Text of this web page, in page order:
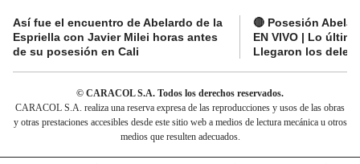
Así fue el encuentro de Abelardo de la
Espriella con Javier Milei horas antes
de su posesión en Cali
🔴 Posesión
EN VIVO | Lo
Llegaron los
© CARACOL S.A. Todos los derechos reservados.
CARACOL S.A. realiza una reserva expresa de las reproducciones y usos de las obras
y otras prestaciones accesibles desde este sitio web a medios de lectura mecánica u otros
medios que resulten adecuados.